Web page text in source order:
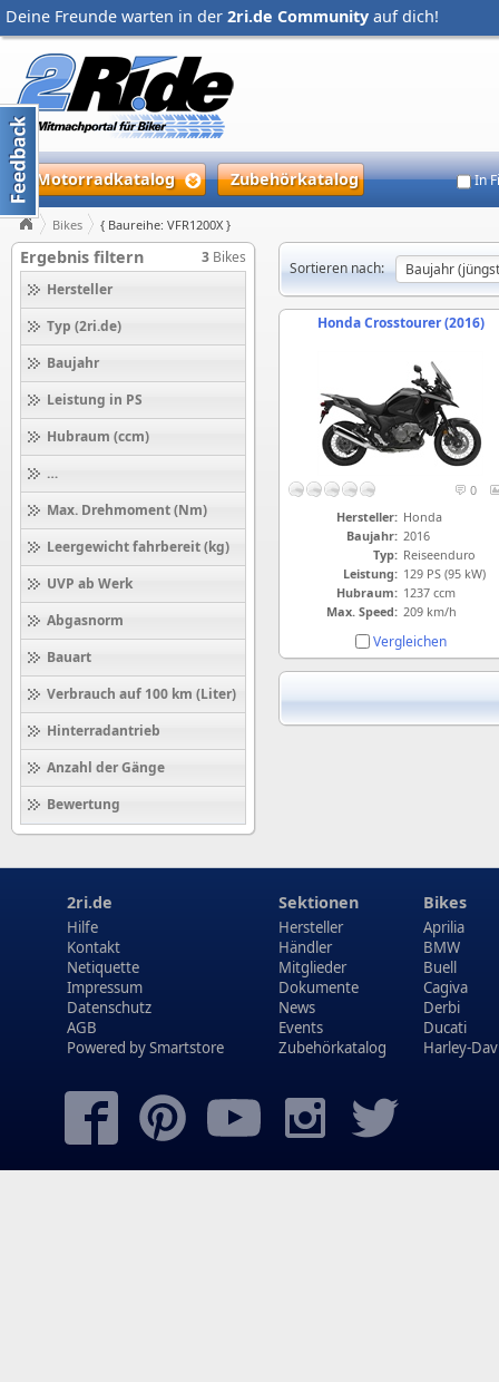
Deine Freunde warten in der 2ri.de Community auf dich!
Motorradkatalog Zubehörkatalog In
Bikes { Baureihe: VFR1200X }
Ergebnis filtern 3 Bikes
Hersteller
Typ (2ri.de)
Baujahr
Leistung in PS
Hubraum (ccm)
Höchstgeschwindigkeit (km/h)
Max. Drehmoment (Nm)
Leergewicht fahrbereit (kg)
UVP ab Werk
Abgasnorm
Bauart
Verbrauch auf 100 km (Liter)
Hinterradantrieb
Anzahl der Gänge
Bewertung
Sortieren nach:
Honda Crosstourer (2016)
0
Hersteller: Honda
Baujahr: 2016
Typ: Reiseenduro
Leistung: 129 PS (95 kW)
Hubraum: 1237 ccm
Max. Speed: 209 km/h
Vergleichen
2ri.de
Hilfe
Kontakt
Netiquette
Impressum
Datenschutz
AGB
Powered bySmartstore
Sektionen
Hersteller
Händler
Mitglieder
Dokumente
News
Events
Zubehörkatalog
Bikes
Aprilia
BMW
Buell
Cagiva
Derbi
Ducati
Harley-